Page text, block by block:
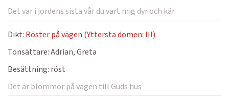
Det var i jordens sista vår du vart mig dyr och kär.
Dikt: Röster på vägen (Yttersta domen: III)
Tonsättare:Adrian, Greta
Besättning: röst
Det är blommor på vägen till Guds hus